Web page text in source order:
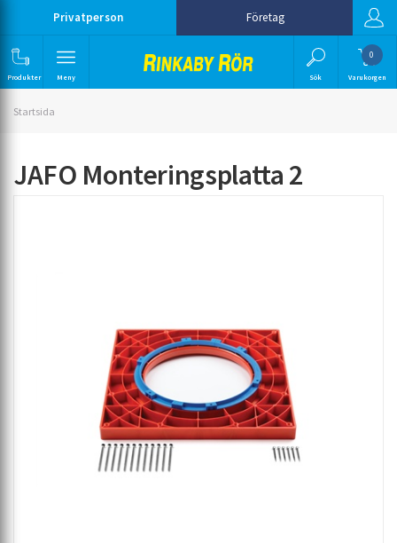
Privatperson Företag
Produkter Meny Sök
0
Varukorgen
Startsida
JAFO Monteringsplatta 2